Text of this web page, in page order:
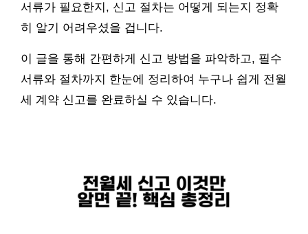
서류가 필요한지, 신고 절차는 어떻게 되는지 정확
히 알기 어려우셨을 겁니다.
이 글을 통해 간편하게 신고 방법을 파악하고, 필수
서류와 절차까지 한눈에 정리하여 누구나 쉽게 전월
세 계약 신고를 완료하실 수 있습니다.